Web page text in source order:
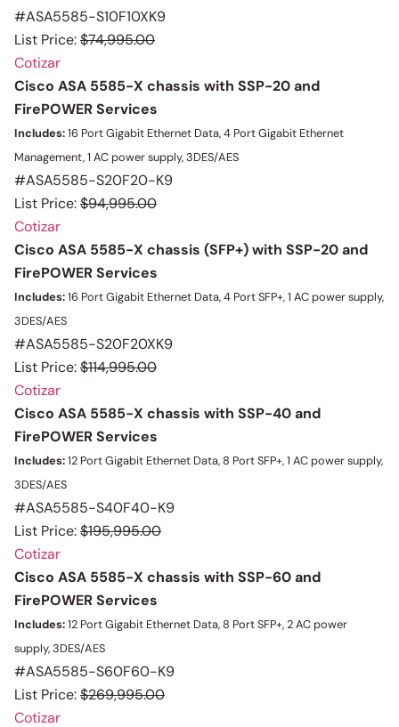
#ASA5585-S10F10XK9
List Price:$74,995.00
Cotizar
Cisco ASA 5585-X chassis with SSP-20 and
FirePOWER Services
Includes:16 Port Gigabit Ethernet Data, 4 Port Gigabit Ethernet
Management, 1 AC power supply, 3DES/AES
#ASA5585-S20F20-K9
List Price:$94,995.00
Cotizar
Cisco ASA 5585-X chassis (SFP+) with SSP-20 and
FirePOWER Services
Includes:16 Port Gigabit Ethernet Data, 4 Port SFP+, 1 AC power supply,
3DES/AES
#ASA5585-S20F20XK9
List Price:$114,995.00
Cotizar
Cisco ASA 5585-X chassis with SSP-40 and
FirePOWER Services
Includes:12 Port Gigabit Ethernet Data, 8 Port SFP+, 1 AC power supply,
3DES/AES
#ASA5585-S40F40-K9
List Price:$195,995.00
Cotizar
Cisco ASA 5585-X chassis with SSP-60 and
FirePOWER Services
Includes:12 Port Gigabit Ethernet Data, 8 Port SFP+, 2 AC power
supply, 3DES/AES
#ASA5585-S60F60-K9
List Price:$269,995.00
Cotizar